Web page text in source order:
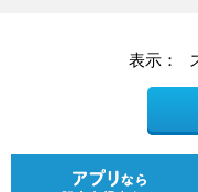
表示：